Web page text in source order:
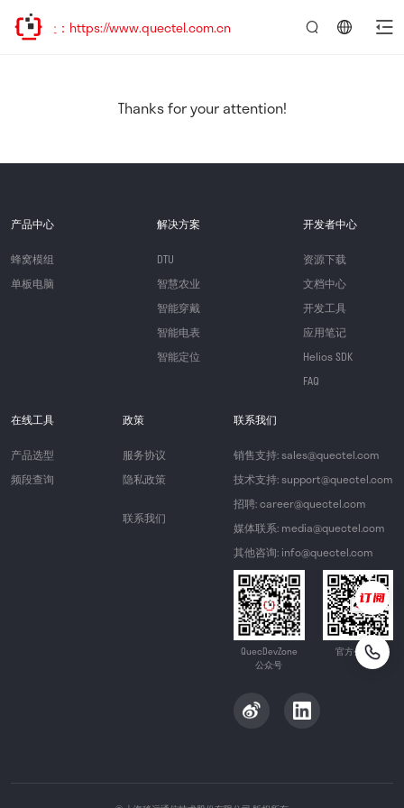
问新址：https://www.quectel.com.cn
Thanks for your attention!
产品中心
蜂窝模组
单板电脑
解决方案
DTU
智慧农业
智能穿戴
智能电表
智能定位
开发者中心
资源下载
文档中心
开发工具
应用笔记
Helios SDK
FAQ
在线工具
产品选型
频段查询
政策
服务协议
隐私政策
联系我们
联系我们
销售支持: sales@quectel.com
技术支持: support@quectel.com
招聘: career@quectel.com
媒体联系: media@quectel.com
其他咨询: info@quectel.com
QuecDevZone
公众号
官方公众号